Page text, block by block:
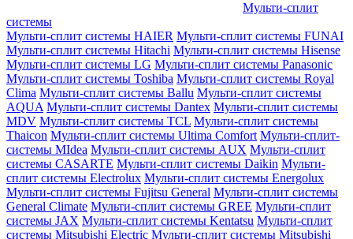
Мульти-сплит
системы
Мульти-сплит системы HAIER Мульти-сплит системы FUNAI
Мульти-сплит системы Hitachi Мульти-сплит системы Hisense
Мульти-сплит системы LG Мульти-сплит системы Panasonic
Мульти-сплит системы Toshiba Мульти-сплит системы Royal
Clima Мульти-сплит системы Ballu Мульти-сплит системы
AQUA Мульти-сплит системы Dantex Мульти-сплит системы
MDV Мульти-сплит системы TCL Мульти-сплит системы
Thaicon Мульти-сплит системы Ultima Comfort Мульти-сплит-
системы MIdea Мульти-сплит системы AUX Мульти-сплит
системы CASARTE Мульти-сплит системы Daikin Мульти-
сплит системы Electrolux Мульти-сплит системы Energolux
Мульти-сплит системы Fujitsu General Мульти-сплит системы
General Climate Мульти-сплит системы GREE Мульти-сплит
системы JAX Мульти-сплит системы Kentatsu Мульти-сплит
системы Mitsubishi Electric Мульти-сплит системы Mitsubishi